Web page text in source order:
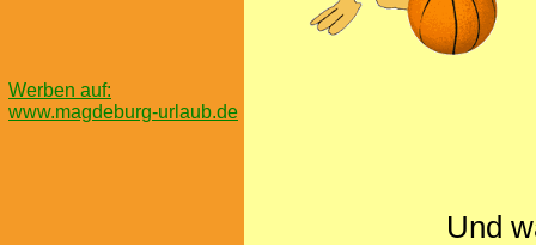
Werben auf:
www.magdeburg-urlaub.de
Und